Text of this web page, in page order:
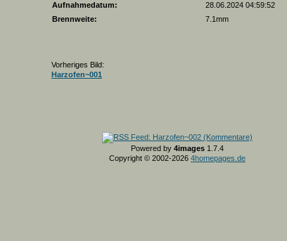
Aufnahmedatum:
28.06.2024 04:59:52
Brennweite:
7.1mm
Vorheriges Bild:
Harzofen~001
Powered by 4images 1.7.4
Copyright © 2002-2026 4homepages.de